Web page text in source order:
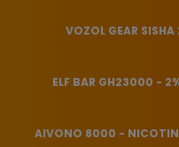
VOZOL GEAR
ELF BAR GH23000 -
AIVONO 8000 - NICOTINE